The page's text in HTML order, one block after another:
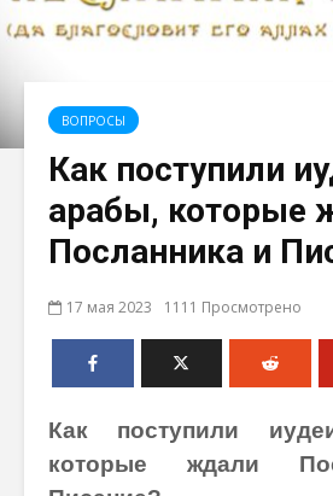
ВОПРОСЫ
Как поступили
арабы, которые
Посланника и
17 мая 2023 1111 Просмотрено
Как поступили
которые ждали